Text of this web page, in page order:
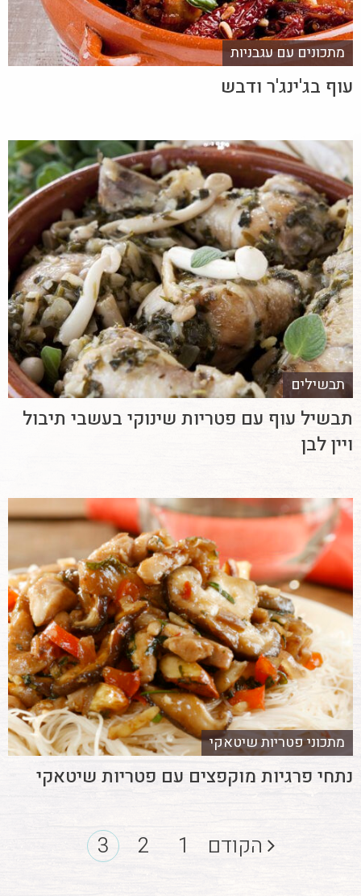
מתכונים עם עגבניות
עוף בג'ינג'ר ודבש
תבשילים
תבשיל עוף עם פטריות שינוקי בעשבי תיבול
ויין לבן
מתכוני פטריות שיטאקי
נתחי פרגיות מוקפצים עם פטריות שיטאקי
הקודם 1
2
3